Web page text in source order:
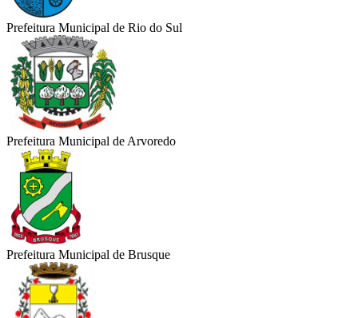
Prefeitura Municipal de Rio do Sul
Prefeitura Municipal de Arvoredo
Prefeitura Municipal de Brusque